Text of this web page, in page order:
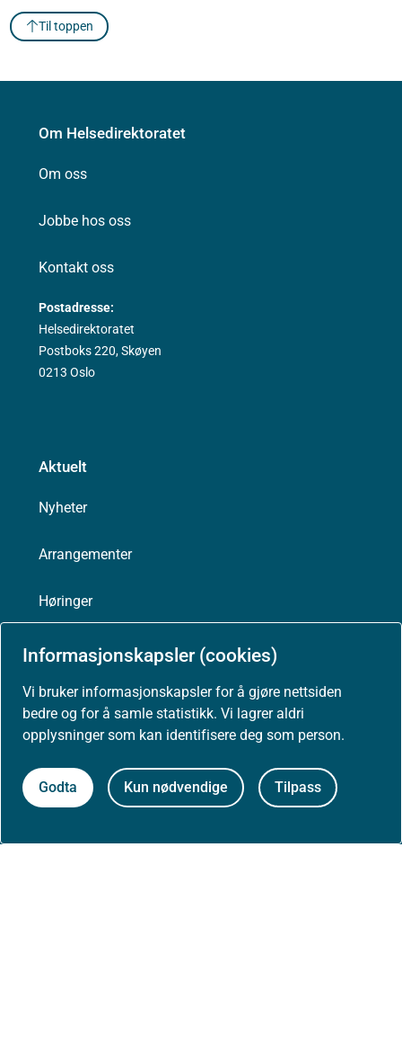
Informasjonskapsler (cookies)
Vi bruker informasjonskapsler for å gjøre nettsiden
bedre og for å samle statistikk. Vi lagrer aldri
opplysninger som kan identifisere deg som person.
Godta Kun nødvendige Tilpass
Til toppen
Om Helsedirektoratet
Om oss
Jobbe hos oss
Kontakt oss
Postadresse:
Helsedirektoratet
Postboks 220, Skøyen
0213 Oslo
Aktuelt
Nyheter
Arrangementer
Høringer
Presse
Om nettstedet
Personvernerklæring